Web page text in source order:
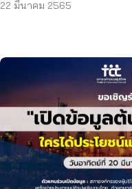
22 มีนาคม 2565